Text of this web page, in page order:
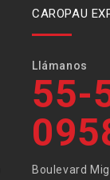
CAROPAU
Llámanos
55-
Boulevard